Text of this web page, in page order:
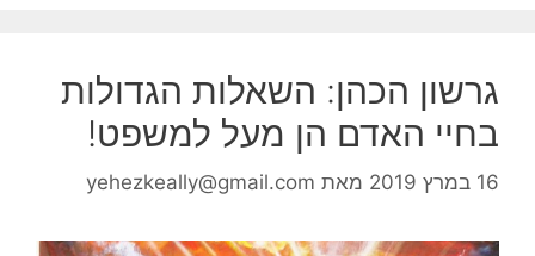
גרשון הכהן: השאלות הגדולות
בחיי האדם הן מעל למשפט!
16 במרץ 2019 מאת yehezkeally@gmail.com